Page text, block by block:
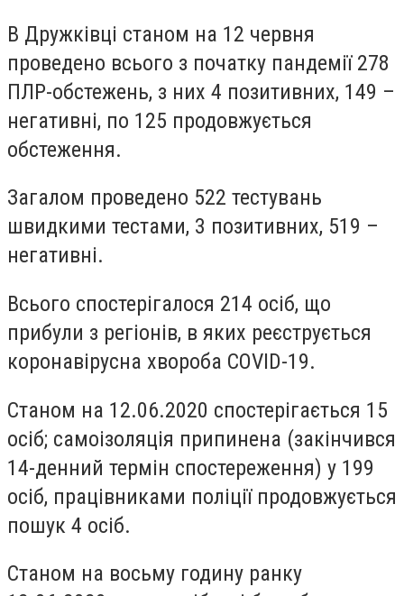
В Дружківці станом на 12 червня
проведено всього з початку пандемії 278
ПЛР-обстежень, з них 4 позитивних, 149 –
негативні, по 125 продовжується
обстеження.
Загалом проведено 522 тестувань
швидкими тестами, 3 позитивних, 519 –
негативні.
Всього спостерігалося 214 осіб, що
прибули з регіонів, в яких реєструється
коронавірусна хвороба COVID-19.
Станом на 12.06.2020 спостерігається 15
осіб; самоізоляція припинена (закінчився
14-денний термін спостереження) у 199
осіб, працівниками поліції продовжується
пошук 4 осіб.
Станом на восьму годину ранку